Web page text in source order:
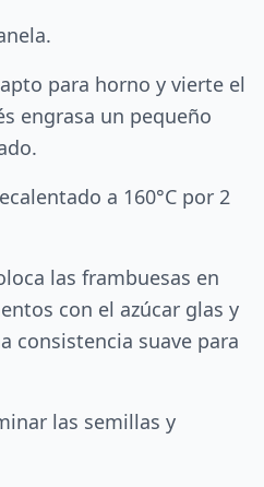
para horno y vierte el
engrasa un pequeño
a 160°C por 2
las frambuesas en
con el azúcar glas y
consistencia suave para
las semillas y